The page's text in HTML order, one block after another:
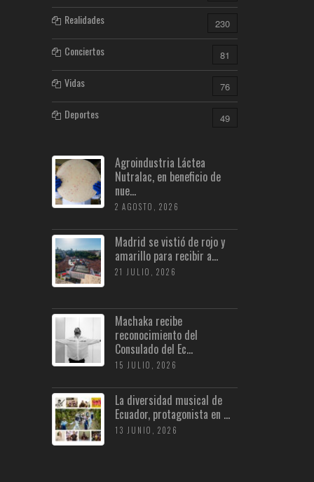
Realidades 230
Conciertos 81
Vidas 76
Deportes 49
Agroindustria Láctea
Nutralac, en beneficio de
nue...
2 AGOSTO, 2026
Madrid se vistió de rojo y
amarillo para recibir a...
21 JULIO, 2026
Machaka recibe
reconocimiento del
Consulado del Ec...
15 JULIO, 2026
La diversidad musical de
Ecuador, protagonista en ...
13 JUNIO, 2026